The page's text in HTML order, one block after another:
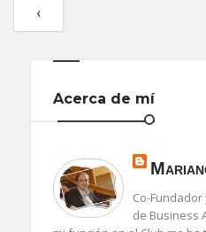
‹
Acerca de mí
Co-
de Business